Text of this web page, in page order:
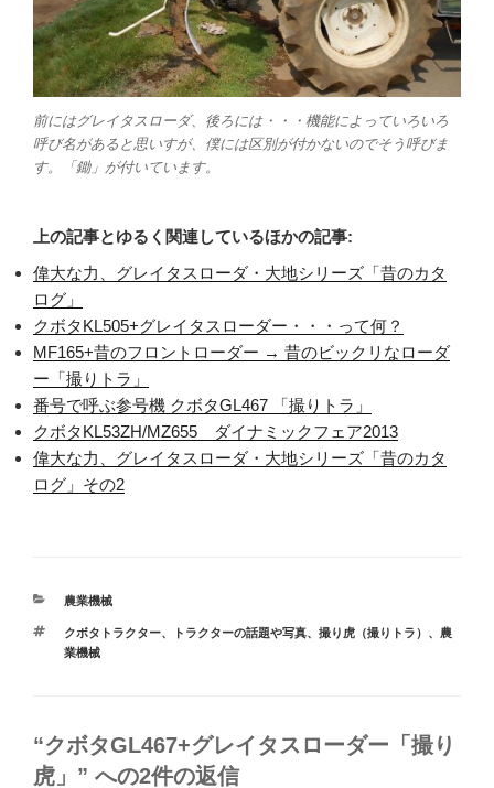
前にはグレイタスローダ、後ろには・・・機能によっていろいろ
呼び名があると思いすが、僕には区別が付かないのでそう呼びま
す。「鋤」が付いています。
上の記事とゆるく関連しているほかの記事:
偉大な力、グレイタスローダ・大地シリーズ「昔のカタ
ログ」
クボタKL505+グレイタスローダー・・・って何？
MF165+昔のフロントローダー → 昔のビックリなローダ
ー「撮りトラ」
番号で呼ぶ参号機 クボタGL467 「撮りトラ」
クボタKL53ZH/MZ655 ダイナミックフェア2013
偉大な力、グレイタスローダ・大地シリーズ「昔のカタ
ログ」その2
カ
ゴ
リ
農業機械
タ
グ
クボタトラクター、 トラクターの話題や写真、 撮り虎（撮りトラ） 、
農
業機械
“クボタGL467+グレイタスローダー「撮り
虎」” への2件の返信